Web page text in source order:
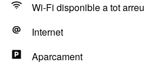
Wi-Fi disponible a tot arreu
Internet
Aparcament